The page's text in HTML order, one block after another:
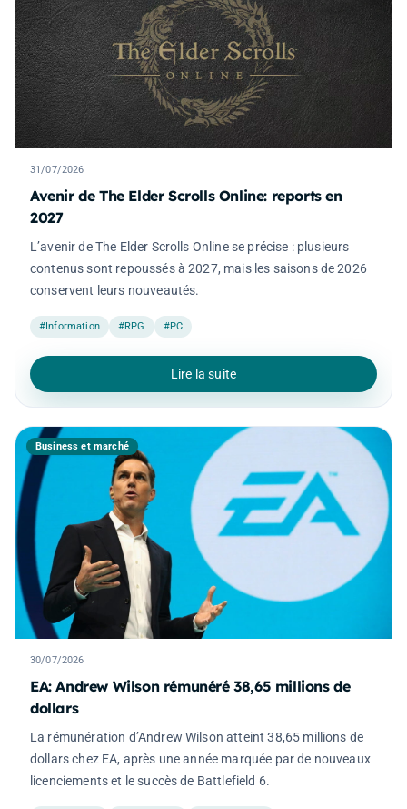
31/07/2026
Avenir de The Elder Scrolls Online: reports en
2027
L’avenir de The Elder Scrolls Online se précise : plusieurs
contenus sont repoussés à 2027, mais les saisons de 2026
conservent leurs nouveautés.
#Information #RPG #PC
Lire la suite
Business et marché
30/07/2026
EA: Andrew Wilson rémunéré 38,65 millions de
dollars
La rémunération d’Andrew Wilson atteint 38,65 millions de
dollars chez EA, après une année marquée par de nouveaux
licenciements et le succès de Battlefield 6.